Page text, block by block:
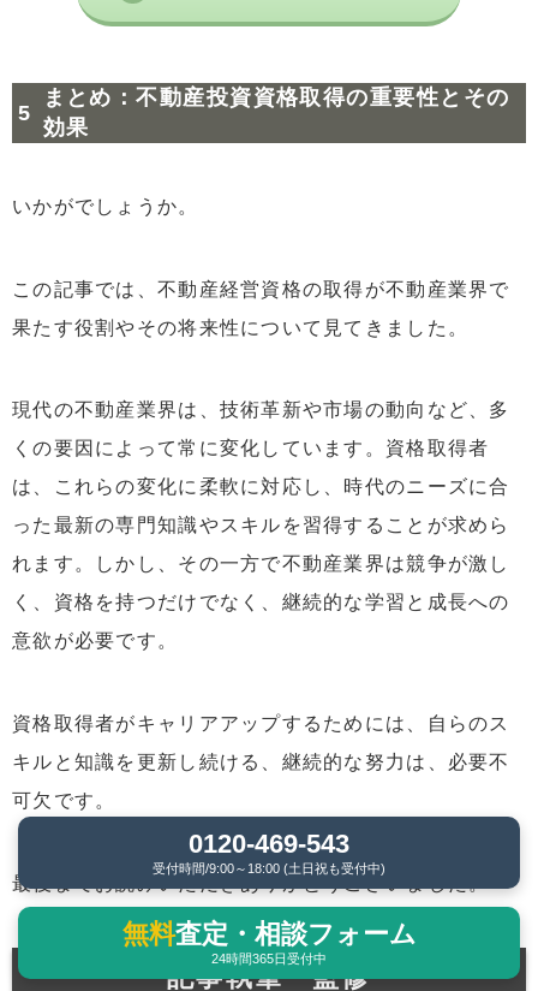
まとめ：不動産投資資格取得の重要性とその
効果
いかがでしょうか。
この記事では、不動産経営資格の取得が不動産業界で
果たす役割やその将来性について見てきました。
現代の不動産業界は、技術革新や市場の動向など、多
くの要因によって常に変化しています。資格取得者
は、これらの変化に柔軟に対応し、時代のニーズに合
った最新の専門知識やスキルを習得することが求めら
れます。しかし、その一方で不動産業界は競争が激し
く、資格を持つだけでなく、継続的な学習と成長への
意欲が必要です。
資格取得者がキャリアアップするためには、自らのス
キルと知識を更新し続ける、継続的な努力は、必要不
可欠です。
最後までお読みいただきありがとうございました。
記事執筆・監修
0120-469-543
受付時間/9:00～18:00 (土日祝も受付中)
無料査定・相談フォーム
24時間365日受付中